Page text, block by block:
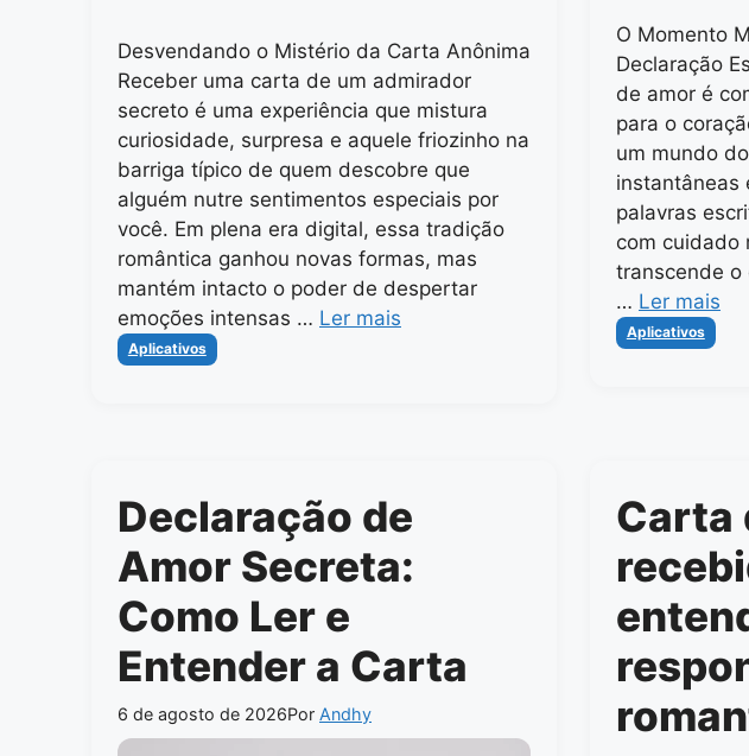
Desvendando o Mistério da Carta Anônima
Receber uma carta de um admirador
secreto é uma experiência que mistura
curiosidade, surpresa e aquele friozinho na
barriga típico de quem descobre que
alguém nutre sentimentos especiais por
você. Em plena era digital, essa tradição
romântica ganhou novas formas, mas
mantém intacto o poder de despertar
emoções intensas … Ler mais
Categorias
Aplicativos
O Momento
Declaração
de amor é
para o
um mundo
instantâneas
palavras
com cuidado
transcende o
… Ler mais
Categorias
Aplicativos
Declaração de
Amor Secreta:
Como Ler e
Entender a Carta
6 de agosto de 2026Por Andhy
Carta